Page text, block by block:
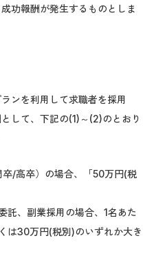
功報酬が発生するものとしま
ンを利用して求職者を採用
して、下記の(1)～(2)のとおり
/高卒）の場合、「50万円(税
託、副業採用の場合、1名あた
は30万円(税別)のいずれか大き